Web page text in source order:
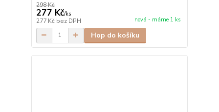
298 Kč
277 Kč/ks
277 Kč bez DPH nová - máme 1 ks
Hop do košíku